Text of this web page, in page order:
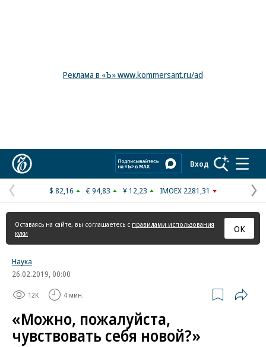
Реклама в «Ъ» www.kommersant.ru/ad
Вход
Предыдущая
страница
$ 82,16 € 94,83 ¥ 12,23 IMOEX 2281,31
Оставаясь на сайте, вы соглашаетесь с правилами использования
куки
ОК
Наука
26.02.2019, 00:00
12K 4 мин.
«Можно, пожалуйста,
чувствовать себя новой?»